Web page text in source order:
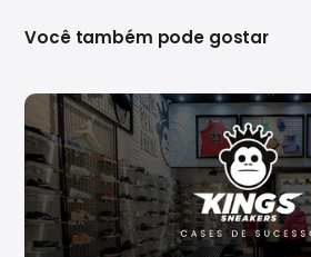
Você também pode gostar